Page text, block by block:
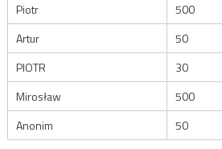
Piotr
500
Artur
50
PIOTR
30
Mirosław
500
Anonim
50